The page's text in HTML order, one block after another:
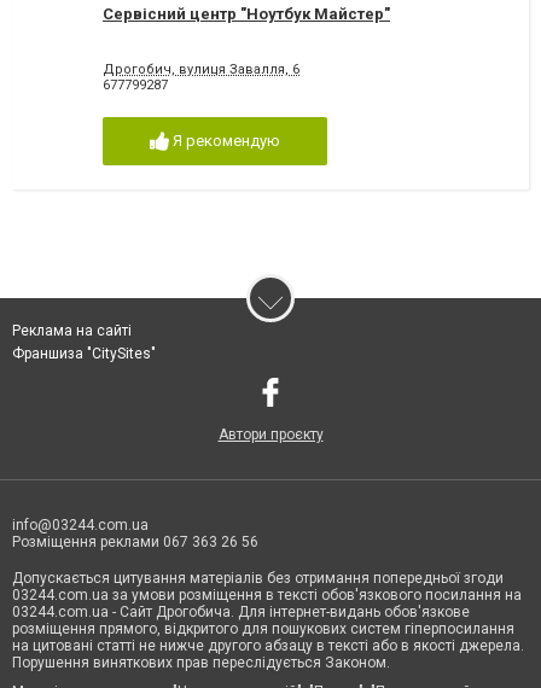
Сервісний центр "Ноутбук Майстер"
Дрогобич, вулиця Завалля, 6
677799287
Я рекомендую
Реклама на сайті
Франшиза "CitySites"
Автори проєкту
info@03244.com.ua
Розміщення реклами 067 363 26 56
Допускається цитування матеріалів без отримання попередньої згоди
03244.com.ua за умови розміщення в тексті обов'язкового посилання на
03244.com.ua - Сайт Дрогобича. Для інтернет-видань обов'язкове
розміщення прямого, відкритого для пошукових систем гіперпосилання
на цитовані статті не нижче другого абзацу в тексті або в якості джерела.
Порушення виняткових прав переслідується Законом.